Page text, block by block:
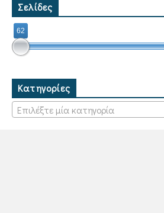
Σελίδες
62
Κατηγορίες
Επιλέξτε μία κατηγορία